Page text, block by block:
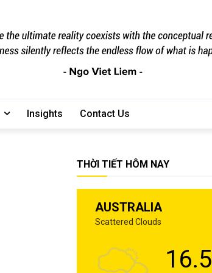
Insights Contact Us
THỜI TIẾT HÔM NAY
AUSTRALIA
Scattered Clouds
16.5